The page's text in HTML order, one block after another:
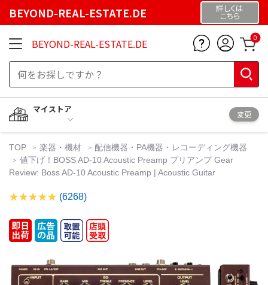
BEYOND-REAL-ESTATE.DE 詳しくは
こちら
BEYOND-REAL-ESTATE.DE 0
マイストア
変更
TOP 楽器・機材
配信機器・PA機器・レコーディング機器
値下げ！BOSS AD-10 Acoustic Preamp プリアンプ Gear
Review: Boss AD-10 Acoustic Preamp | Acoustic Guitar
(6268)